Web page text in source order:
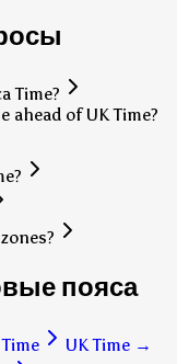
Time?
ahead of UK Time?
пояса
UK Time →